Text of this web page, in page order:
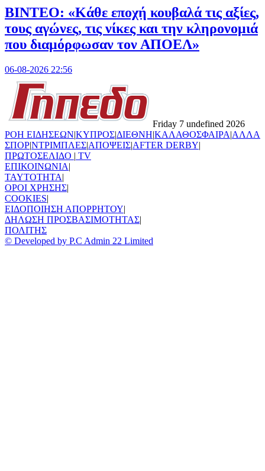
ΒΙΝΤΕΟ: «Κάθε εποχή κουβαλά τις αξίες,
τους αγώνες, τις νίκες και την κληρονομιά
που διαμόρφωσαν τον ΑΠΟΕΛ»
06-08-2026 22:56
Friday 7 undefined 2026
ΡΟΗ ΕΙΔΗΣΕΩΝ|ΚΥΠΡΟΣ|ΔΙΕΘΝΗ|ΚΑΛΑΘΟΣΦΑΙΡΑ|ΑΛΛΑ
ΣΠΟΡ|ΝΤΡΙΜΠΛΕΣ|ΑΠΟΨΕΙΣ|AFTER DERBY|
ΠΡΩΤΟΣΕΛΙΔΟ | TV
ΕΠΙΚΟΙΝΩΝΙΑ|
TAYTOTHTA|
ΟΡΟΙ ΧΡΗΣΗΣ|
COOKIES|
ΕΙΔΟΠΟΙΗΣΗ ΑΠΟΡΡΗΤΟΥ|
ΔΗΛΩΣΗ ΠΡΟΣΒΑΣΙΜΟΤΗΤΑΣ|
ΠΟΛΙΤΗΣ
© Developed by P.C Admin 22 Limited